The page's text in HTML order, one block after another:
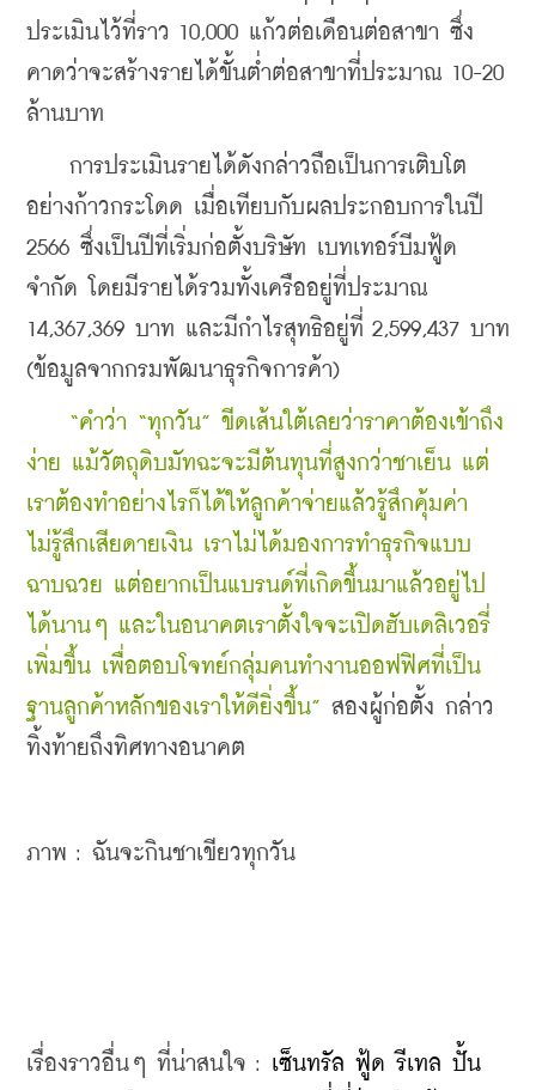
ประเมินไว้ที่ราว 10,000 แก้วต่อเดือนต่อสาขา ซึ่ง
คาดว่าจะสร้างรายได้ขั้นต่ำต่อสาขาที่ประมาณ 10-20
ล้านบาท
การประเมินรายได้ดังกล่าวถือเป็นการเติบโต
อย่างก้าวกระโดด เมื่อเทียบกับผลประกอบการในปี
2566 ซึ่งเป็นปีที่เริ่มก่อตั้งบริษัท เบทเทอร์บีมฟู้ด
จำกัด โดยมีรายได้รวมทั้งเครืออยู่ที่ประมาณ
14,367,369 บาท และมีกำไรสุทธิอยู่ที่ 2,599,437 บาท
(ข้อมูลจากกรมพัฒนาธุรกิจการค้า)
“คำว่า “ทุกวัน” ขีดเส้นใต้เลยว่าราคาต้องเข้าถึง
ง่าย แม้วัตถุดิบมัทฉะจะมีต้นทุนที่สูงกว่าชาเย็น แต่
เราต้องทำอย่างไรก็ได้ให้ลูกค้าจ่ายแล้วรู้สึกคุ้มค่า
ไม่รู้สึกเสียดายเงิน เราไม่ได้มองการทำธุรกิจแบบ
ฉาบฉวย แต่อยากเป็นแบรนด์ที่เกิดขึ้นมาแล้วอยู่ไป
ได้นานๆ และในอนาคตเราตั้งใจจะเปิดฮับเดลิเวอรี่
เพิ่มขึ้น เพื่อตอบโจทย์กลุ่มคนทำงานออฟฟิศที่เป็น
ฐานลูกค้าหลักของเราให้ดียิ่งขึ้น” สองผู้ก่อตั้ง กล่าว
ทิ้งท้ายถึงทิศทางอนาคต
ภาพ : ฉันจะกินชาเขียวทุกวัน
เรื่องราวอื่นๆ ที่น่าสนใจ : เซ็นทรัล ฟู้ด รีเทล ปั้น